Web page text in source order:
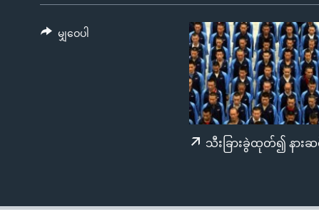
ရန်
မကြေးမုံရဲ့ အင်္ဂလိပ်စာ
ရေဒီယို
ရေဒီယိုနှင့်ရုပ်သံ အချက်အလက်များ
သီးခြားခွဲထုတ်၍ နား
မျှဝေပါ